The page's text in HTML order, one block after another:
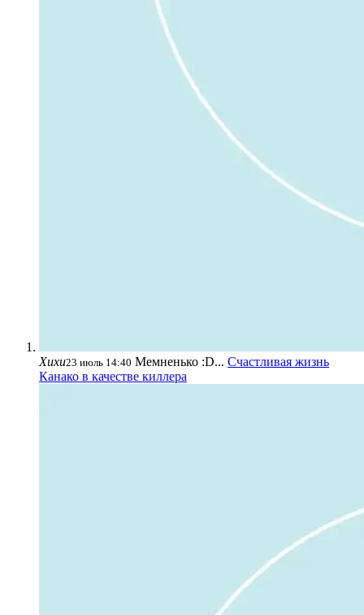
Хихи23 июль 14:40 Мемненько :D... Счастливая жизнь
Канако в качестве киллера